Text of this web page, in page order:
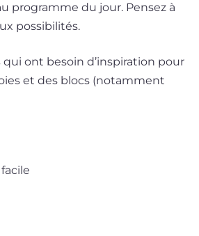
pro­gramme du jour. Pensez à
possibilités.
qui ont besoin d’ins­pi­ra­tion pour
et des blocs (notam­ment